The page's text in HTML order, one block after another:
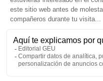
Síguenos